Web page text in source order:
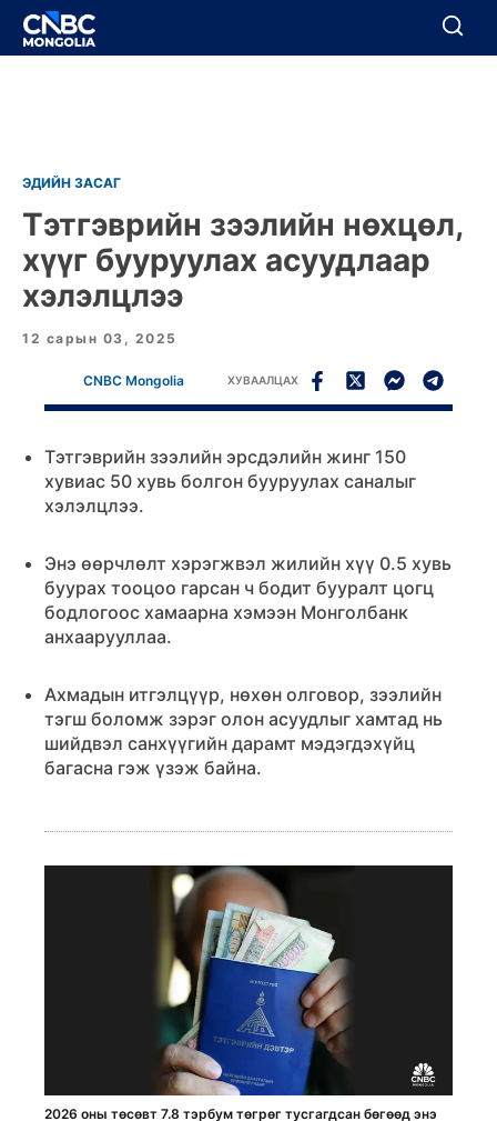
BREAKING
Цуцлах
ЭДИЙН ЗАСАГ
Тэтгэврийн зээлийн нөхцөл,
хүүг бууруулах асуудлаар
хэлэлцлээ
12 сарын 03, 2025
CNBC Mongolia ХУВААЛЦАХ
Тэтгэврийн зээлийн эрсдэлийн жинг 150
хувиас 50 хувь болгон бууруулах саналыг
хэлэлцлээ.
Энэ өөрчлөлт хэрэгжвэл жилийн хүү 0.5 хувь
буурах тооцоо гарсан ч бодит бууралт цогц
бодлогоос хамаарна хэмээн Монголбанк
анхаарууллаа.
Ахмадын итгэлцүүр, нөхөн олговор, зээлийн
тэгш боломж зэрэг олон асуудлыг хамтад нь
шийдвэл санхүүгийн дарамт мэдэгдэхүйц
багасна гэж үзэж байна.
2026 оны төсөвт 7.8 тэрбум төгрөг тусгагдсан бөгөөд энэ